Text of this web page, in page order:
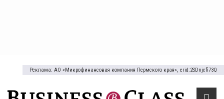
Реклама: АО «Микрофинансовая компания Пермского края», erid:2SDnjcfi73Q